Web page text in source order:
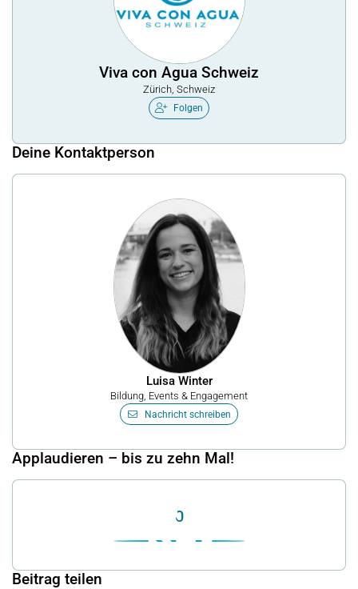
Viva con Agua Schweiz
Zürich, Schweiz
Folgen
Deine Kontaktperson
Luisa Winter
Bildung, Events & Engagement
Nachricht schreiben
Applaudieren – bis zu zehn Mal!
0
Beitrag teilen